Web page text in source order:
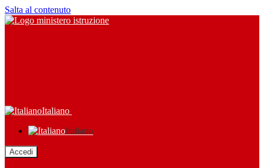
Salta al contenuto
Italiano
Italiano
Accedi